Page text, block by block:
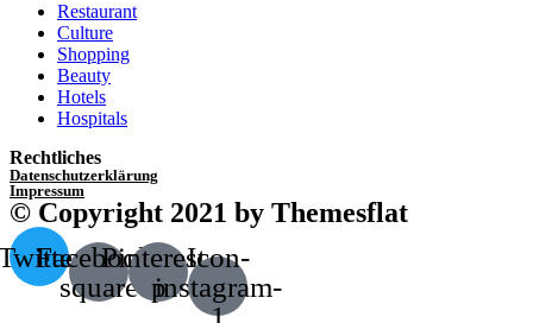
Restaurant
Culture
Shopping
Beauty
Hotels
Hospitals
Rechtliches
Datenschutzerklärung
Impressum
© Copyright 2021 by Themesflat
Facebook-
square
Pinterest-
p
Icon-
instagram-
1